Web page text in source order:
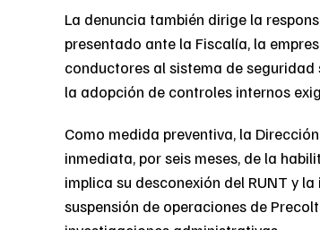
La denuncia también dirige la
presentado ante la Fiscalía, la
conductores al sistema de
la adopción de controles internos
Como medida preventiva, la
inmediata, por seis meses, de la
implica su desconexión del RUNT y
suspensión de operaciones de